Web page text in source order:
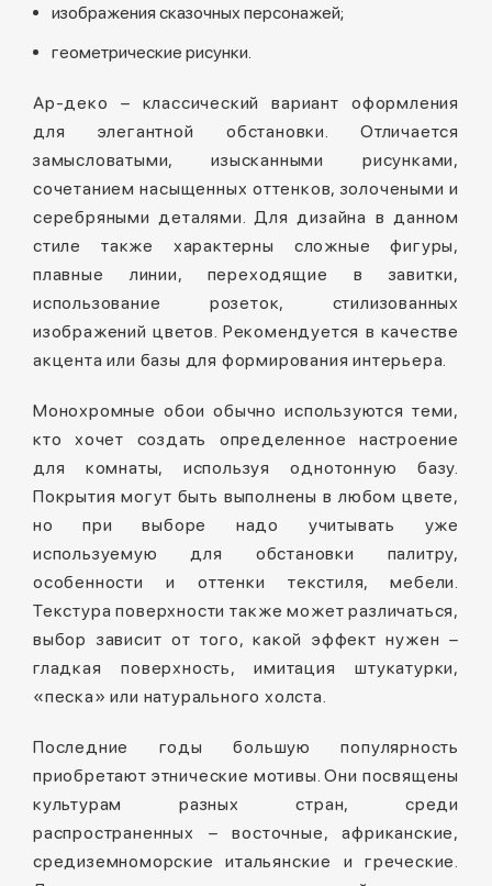
изображения сказочных персонажей;
геометрические рисунки.
Ар-деко – классический вариант оформления
для элегантной обстановки. Отличается
замысловатыми, изысканными рисунками,
сочетанием насыщенных оттенков, золочеными и
серебряными деталями. Для дизайна в данном
стиле также характерны сложные фигуры,
плавные линии, переходящие в завитки,
использование розеток, стилизованных
изображений цветов. Рекомендуется в качестве
акцента или базы для формирования интерьера.
Монохромные обои обычно используются теми,
кто хочет создать определенное настроение
для комнаты, используя однотонную базу.
Покрытия могут быть выполнены в любом цвете,
но при выборе надо учитывать уже
используемую для обстановки палитру,
особенности и оттенки текстиля, мебели.
Текстура поверхности также может различаться,
выбор зависит от того, какой эффект нужен –
гладкая поверхность, имитация штукатурки,
«песка» или натурального холста.
Последние годы большую популярность
приобретают этнические мотивы. Они посвящены
культурам разных стран, среди
распространенных – восточные, африканские,
средиземноморские итальянские и греческие.